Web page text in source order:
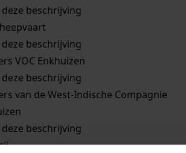
beschrijving
beschrijving
VOC Enkhuizen
beschrijving
van de West-Indische Compagnie
beschrijving